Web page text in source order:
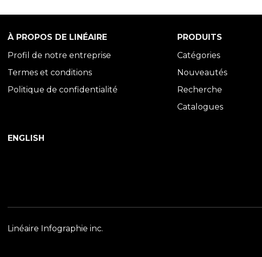
À PROPOS DE LINÉAIRE
Profil de notre entreprise
Termes et conditions
Politique de confidentialité
PRODUITS
Catégories
Nouveautés
Recherche
Catalogues
ENGLISH
Linéaire Infographie inc.